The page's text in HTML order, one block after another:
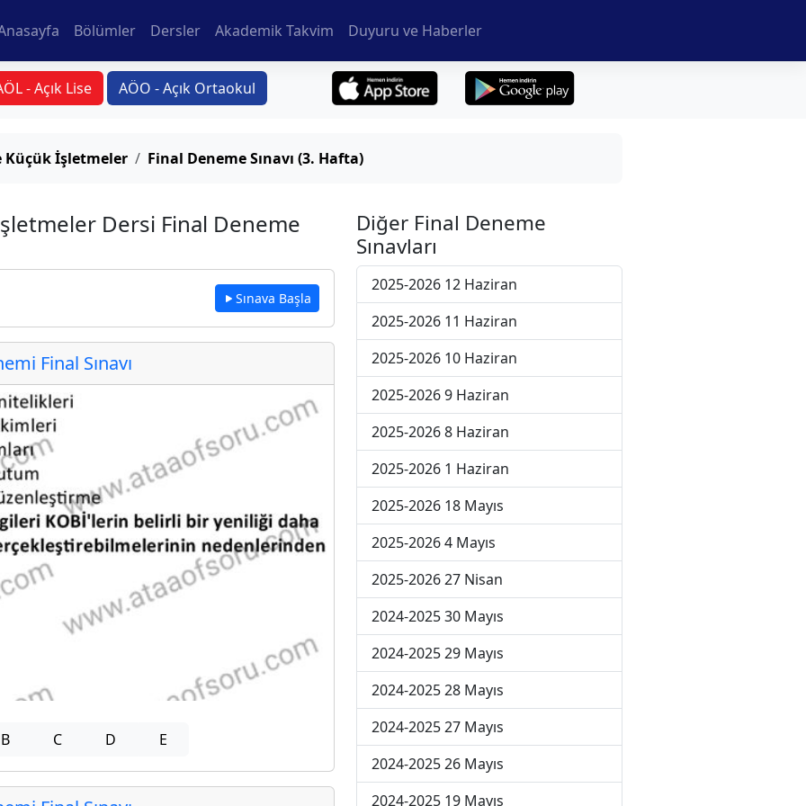
Bölümler Dersler Akademik Takvim Duyuru ve Haberler
- Açık Lise AÖO - Açık Ortaokul
İşletmeler Final Deneme Sınavı (3. Hafta)
Dersi Final Deneme
Sınava Başla
Final Sınavı
B C D E
Diğer Final Deneme
Sınavları
2025-2026 12 Haziran
2025-2026 11 Haziran
2025-2026 10 Haziran
2025-2026 9 Haziran
2025-2026 8 Haziran
2025-2026 1 Haziran
2025-2026 18 Mayıs
2025-2026 4 Mayıs
2025-2026 27 Nisan
2024-2025 30 Mayıs
2024-2025 29 Mayıs
2024-2025 28 Mayıs
2024-2025 27 Mayıs
2024-2025 26 Mayıs
2024-2025 19 Mayıs